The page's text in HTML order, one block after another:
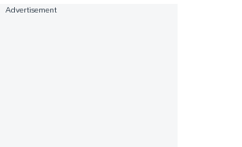
Advertisement